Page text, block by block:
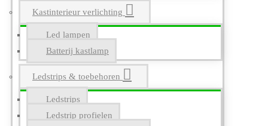
Kastinterieur verlichting
Led lampen
Batterij kastlamp
Ledstrips & toebehoren
Ledstrips
Ledstrip profielen